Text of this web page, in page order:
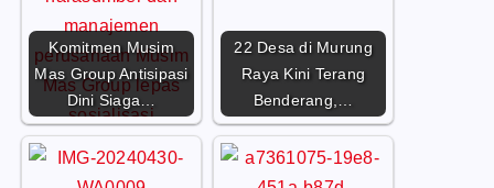
Komitmen Musim
Mas Group Antisipasi
Dini Siaga…
22 Desa di Murung
Raya Kini Terang
Benderang,…